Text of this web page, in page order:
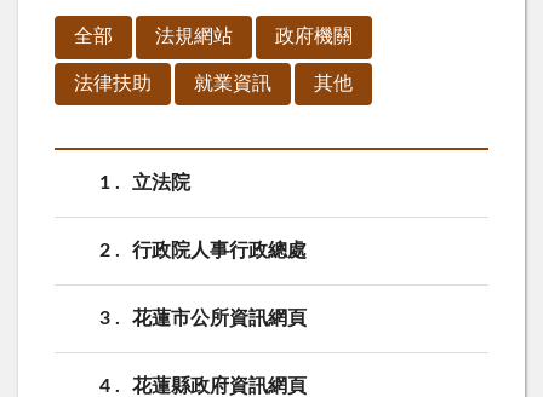
全部 法規網站 政府機關
法律扶助 就業資訊 其他
1 立法院
2 行政院人事行政總處
3 花蓮市公所資訊網頁
4 花蓮縣政府資訊網頁